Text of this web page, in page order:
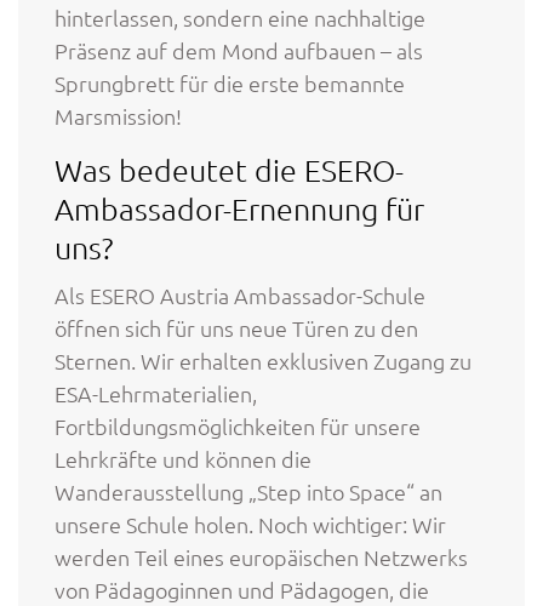
hinterlassen, sondern eine nachhaltige
Präsenz auf dem Mond aufbauen – als
Sprungbrett für die erste bemannte
Marsmission!
Was bedeutet die ESERO-
Ambassador-Ernennung für
uns?
Als ESERO Austria Ambassador-Schule
öffnen sich für uns neue Türen zu den
Sternen. Wir erhalten exklusiven Zugang zu
ESA-Lehrmaterialien,
Fortbildungsmöglichkeiten für unsere
Lehrkräfte und können die
Wanderausstellung „Step into Space“ an
unsere Schule holen. Noch wichtiger: Wir
werden Teil eines europäischen Netzwerks
von Pädagoginnen und Pädagogen, die